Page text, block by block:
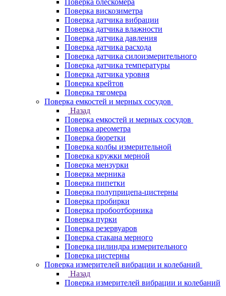
Поверка блескомера
Поверка вискозиметра
Поверка датчика вибрации
Поверка датчика влажности
Поверка датчика давления
Поверка датчика расхода
Поверка датчика силоизмерительного
Поверка датчика температуры
Поверка датчика уровня
Поверка крейтов
Поверка тягомера
Поверка емкостей и мерных сосудов
Назад
Поверка емкостей и мерных сосудов
Поверка ареометра
Поверка бюретки
Поверка колбы измерительной
Поверка кружки мерной
Поверка мензурки
Поверка мерника
Поверка пипетки
Поверка полуприцепа-цистерны
Поверка пробирки
Поверка пробоотборника
Поверка пурки
Поверка резервуаров
Поверка стакана мерного
Поверка цилиндра измерительного
Поверка цистерны
Поверка измерителей вибрации и колебаний
Назад
Поверка измерителей вибрации и колебаний